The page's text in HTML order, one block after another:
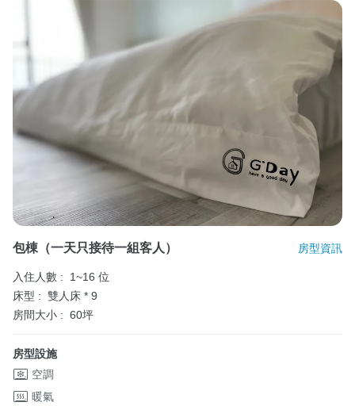
包棟（一天只接待一組客人） 房型資訊
入住人數 :
1~16 位
床型 : 雙人床 * 9
房間大小 : 60坪
房型設施
空調
暖氣